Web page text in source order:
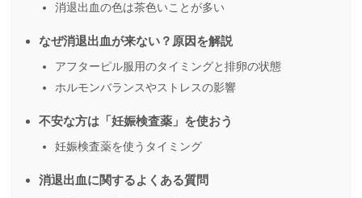
消退出血の色は茶色いことが多い
なぜ消退出血が来ない？原因を解説
アフターピル服用のタイミングと排卵の状態
ホルモンバランスやストレスの影響
不安な方は「妊娠検査薬」を使おう
妊娠検査薬を使うタイミング
消退出血に関するよくある質問